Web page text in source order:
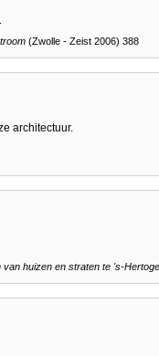
(Zwolle - Zeist 2006) 388
architectuur.
van huizen en straten te 's-